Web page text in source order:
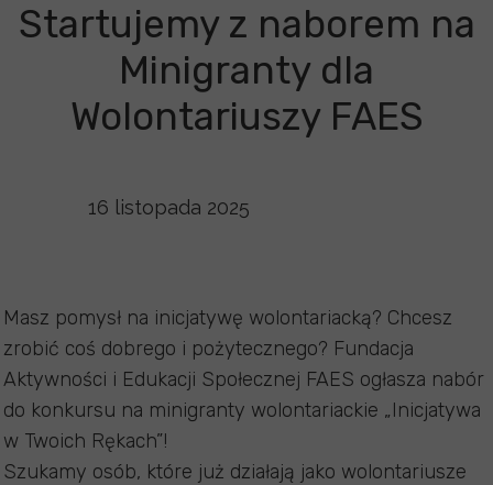
Startujemy z naborem na
Minigranty dla
Wolontariuszy FAES
16 listopada 2025
Masz pomysł na inicjatywę wolontariacką? Chcesz
zrobić coś dobrego i pożytecznego? Fundacja
Aktywności i Edukacji Społecznej FAES ogłasza nabór
do konkursu na minigranty wolontariackie „Inicjatywa
w Twoich Rękach”!
Szukamy osób, które już działają jako wolontariusze